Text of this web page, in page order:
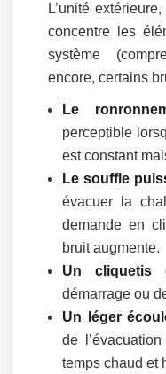
L’unité
concentre les
système
encore, certains
Le
perceptible
est constant
Le souffle
évacuer la
demande en
bruit augmente.
Un cliquetis
démarrage ou
Un léger
de
temps chaud et